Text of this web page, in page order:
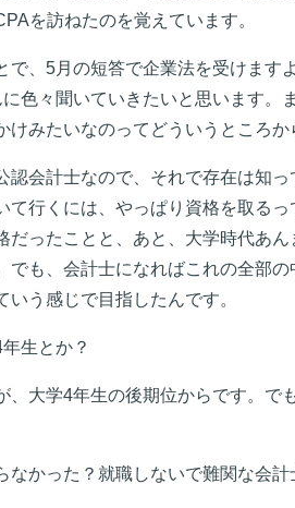
を訪ねたのを覚えています。
で、5月の短答で企業法を受けま
色々聞いていきたいと思います
けみたいなのってどういうところか
認会計士なので、それで存在は知
て行くには、やっぱり資格を取る
ったことと、あと、大学時代あ
でも、会計士になればこれの全部
う感じで目指したんです。
生とか？
、大学4年生の後期位からです。
なかった？就職しないで難関な会